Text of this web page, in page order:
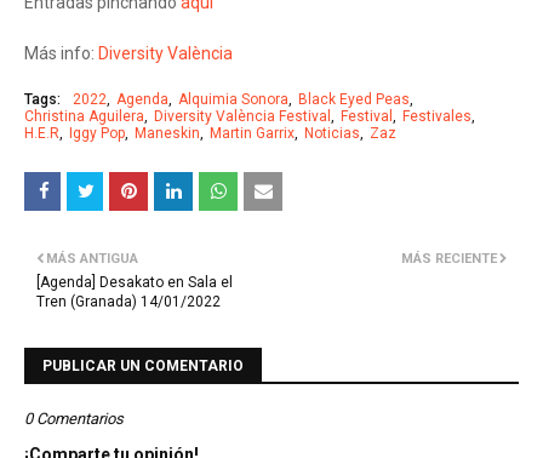
Más info: Diversity València
Tags: 2022 Agenda Alquimia Sonora
Black Eyed Peas
Christina Aguilera
Diversity València Festival Festival
Festivales
H.E.R
Iggy Pop Maneskin Martin Garrix Noticias Zaz
MÁS RECIENTE
MÁS ANTIGUA
[Agenda] Desakato en Sala el
Tren (Granada) 14/01/2022
PUBLICAR UN COMENTARIO
0 Comentarios